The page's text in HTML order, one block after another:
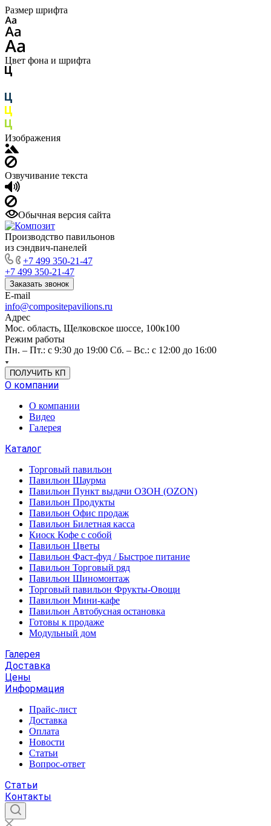
Размер шрифта
Цвет фона и шрифта
Изображения
Озвучивание текста
Обычная версия сайта
Производство павильонов
из сэндвич-панелей
+7 499 350-21-47
+7 499 350-21-47
Заказать звонок
E-mail
info@compositepavilions.ru
Адрес
Мос. область, Щелковское шоссе, 100к100
Режим работы
Пн. – Пт.: с 9:30 до 19:00 Сб. – Вс.: с 12:00 до 16:00
ПОЛУЧИТЬ КП
О компании
О компании
Видео
Галерея
Каталог
Торговый павильон
Павильон Шаурма
Павильон Пункт выдачи ОЗОН (OZON)
Павильон Продукты
Павильон Офис продаж
Павильон Билетная касса
Киоск Кофе с собой
Павильон Цветы
Павильон Фаст-фуд / Быстрое питание
Павильон Торговый ряд
Павильон Шиномонтаж
Торговый павильон Фрукты-Овощи
Павильон Мини-кафе
Павильон Автобусная остановка
Готовы к продаже
Модульный дом
Галерея
Доставка
Цены
Информация
Прайс-лист
Доставка
Оплата
Новости
Статьи
Вопрос-ответ
Статьи
Контакты